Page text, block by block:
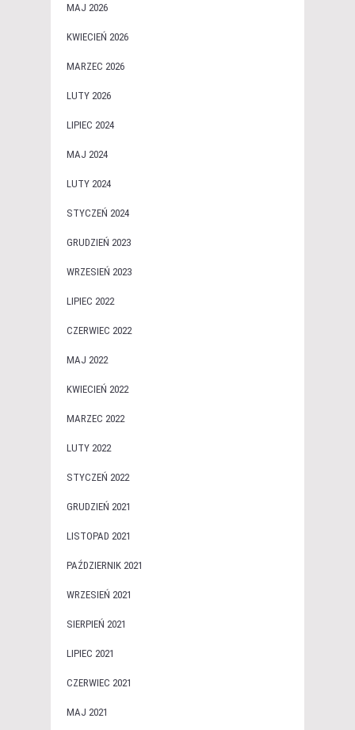
MAJ 2026
KWIECIEŃ 2026
MARZEC 2026
LUTY 2026
LIPIEC 2024
MAJ 2024
LUTY 2024
STYCZEŃ 2024
GRUDZIEŃ 2023
WRZESIEŃ 2023
LIPIEC 2022
CZERWIEC 2022
MAJ 2022
KWIECIEŃ 2022
MARZEC 2022
LUTY 2022
STYCZEŃ 2022
GRUDZIEŃ 2021
LISTOPAD 2021
PAŹDZIERNIK 2021
WRZESIEŃ 2021
SIERPIEŃ 2021
LIPIEC 2021
CZERWIEC 2021
MAJ 2021